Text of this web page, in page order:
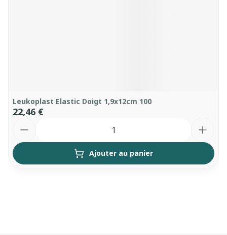
Leukoplast Elastic Doigt 1,9x12cm 100
22,46 €
Ajouter au panier